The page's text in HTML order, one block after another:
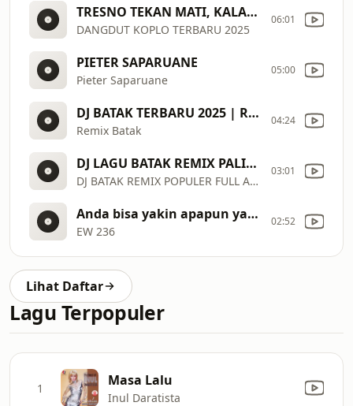
TRESNO TEKAN MATI, KALAH WETON LAGU JAWA FULLALBUM TERBARU 2025
DANGDUT KOPLO TERBARU 2025
06:01
PIETER SAPARUANE
Pieter Saparuane
05:00
DJ BATAK TERBARU 2025 | REMIX BATAK ENAK DIDENGAR | FULL BASS VIRAL DI TIKTOK SAAT INI
Remix Batak
04:24
DJ LAGU BATAK REMIX PALING POPULER 2025
DJ BATAK REMIX POPULER FULL ALBUM
03:01
Anda bisa yakin apapun yang terjadi
EW 236
02:52
Lihat Daftar
Lagu Terpopuler
1 Masa Lalu
Inul Daratista